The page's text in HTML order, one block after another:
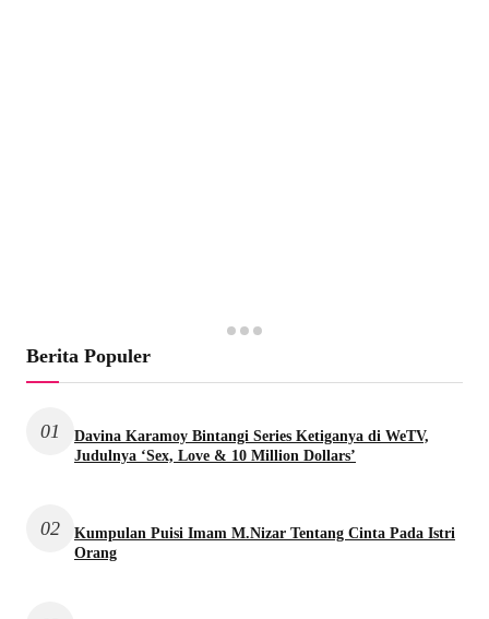
Berita Populer
01
Davina Karamoy Bintangi Series Ketiganya di WeTV,
Judulnya ‘Sex, Love & 10 Million Dollars’
02
Kumpulan Puisi Imam M.Nizar Tentang Cinta Pada Istri
Orang